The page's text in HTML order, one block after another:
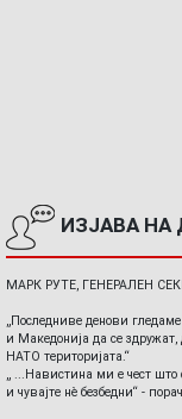
ИЗЈАВА НА
МАРК РУТЕ, ГЕНЕРАЛЕН
„Последниве денови
и Македонија да се здружат,
НАТО територијата.“
„ ...Навистина ми е чест што
и чувајте нè безбедни“ -